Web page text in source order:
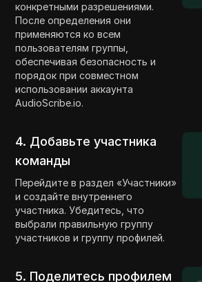
конкретными разрешениями.
После определения они
применяются ко всем
пользователям группы,
обеспечивая безопасность и
порядок при совместном
использовании аккаунта
AudioScribe.io.
4. Добавьте участника
команды
Перейдите в раздел «Участники»
и создайте внутреннего
участника. Убедитесь, что
выбрали правильную группу
участников и группу профилей.
5. Поделитесь профилем